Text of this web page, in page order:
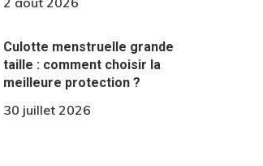
Culotte menstruelle grande
taille : comment choisir la
meilleure protection ?
30 juillet 2026